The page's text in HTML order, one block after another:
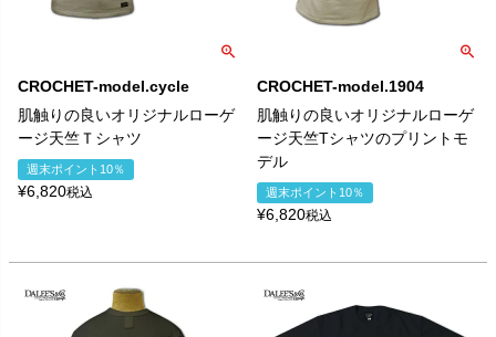
CROCHET-model.cycle
肌触りの良いオリジナルローゲ
ージ天竺Ｔシャツ
週末ポイント10％
¥6,820税込
CROCHET-model.1904
肌触りの良いオリジナルローゲ
ージ天竺Tシャツのプリントモ
デル
週末ポイント10％
¥6,820税込